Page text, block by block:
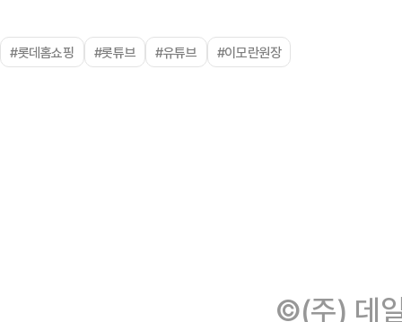
#롯데홈쇼핑 #롯튜브 #유튜브 #이모란원장
©(주) 데